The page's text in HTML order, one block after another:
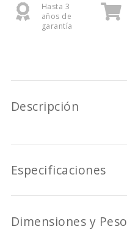
Hasta 3
años de
garantía
Descripción
Especificaciones
Dimensiones y Peso